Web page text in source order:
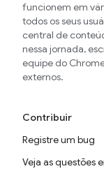
funcionem em
todos os seus
central de
nessa jornada,
equipe do
externos.
Contribuir
Registre um bug
Veja as questões